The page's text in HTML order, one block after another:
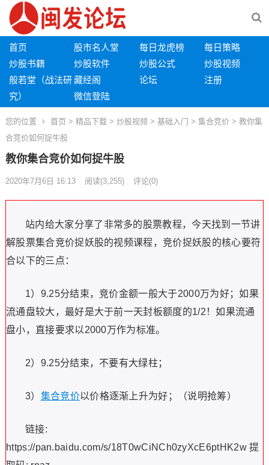
首页 股市名人堂 每日龙虎榜
每日策略
炒股书籍
炒股软件 炒股公式
炒股视频
般若堂（战法研
究）
藏经阁 论坛
注册
微信登陆
您的位置 首页 > 精品下载> 炒股视频> 基础入门 > 集合竞价 > 教你集
合竞价如何捉牛股
教你集合竞价如何捉牛股
2020年7月6日 16:13 阅读(3,255) 评论(0)
站内给大家分享了非常多的股票教程，今天找到一节讲
解股票集合竞价捉妖股的视频课程，竞价捉妖股的核心要符
合以下的三点：
1）9.25分结束，竞价金额一般大于2000万为好；如果
流通盘较大，最好是大于前一天封板额度的1/2！如果流通
盘小，直接要求以2000万作为标准。
2）9.25分结束，不要有大绿柱；
3） 集合竞价以价格逐渐上升为好；（说明抢筹）
链接:
https://pan.baidu.com/s/18T0wCiNCh0zyXcE6ptHK2w 提